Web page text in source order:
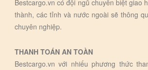
Bestcargo.vn có đội ngũ chuyên biệt giao
thành, các tỉnh và nước ngoài sẽ thông
chuyên nghiệp.
THANH TOÁN AN TOÀN
Bestcargo.vn với nhiếu phương thức